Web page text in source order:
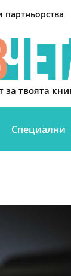
за твоята
Специални